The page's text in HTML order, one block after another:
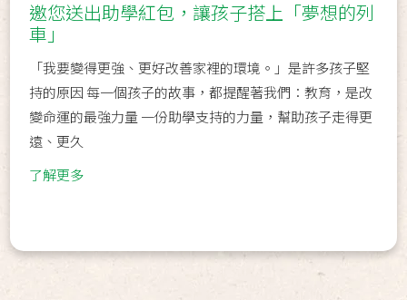
邀您送出助學紅包，讓孩子搭上「夢想的列
車」
「我要變得更強、更好改善家裡的環境。」是許多孩子堅
持的原因 每一個孩子的故事，都提醒著我們：教育，是改
變命運的最強力量 一份助學支持的力量，幫助孩子走得更
遠、更久
了解更多